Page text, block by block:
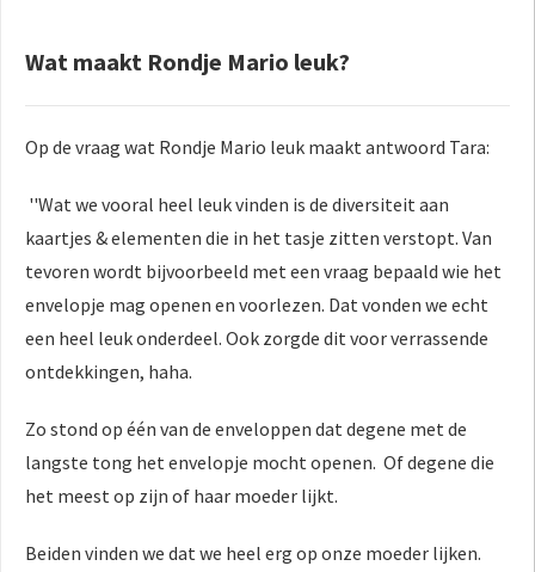
Wat maakt Rondje Mario leuk?
Op de vraag wat Rondje Mario leuk maakt antwoord Tara:
''Wat we vooral heel leuk vinden is de diversiteit aan
kaartjes & elementen die in het tasje zitten verstopt. Van
tevoren wordt bijvoorbeeld met een vraag bepaald wie het
envelopje mag openen en voorlezen. Dat vonden we echt
een heel leuk onderdeel. Ook zorgde dit voor verrassende
ontdekkingen, haha.
Zo stond op één van de enveloppen dat degene met de
langste tong het envelopje mocht openen. Of degene die
het meest op zijn of haar moeder lijkt.
Beiden vinden we dat we heel erg op onze moeder lijken.